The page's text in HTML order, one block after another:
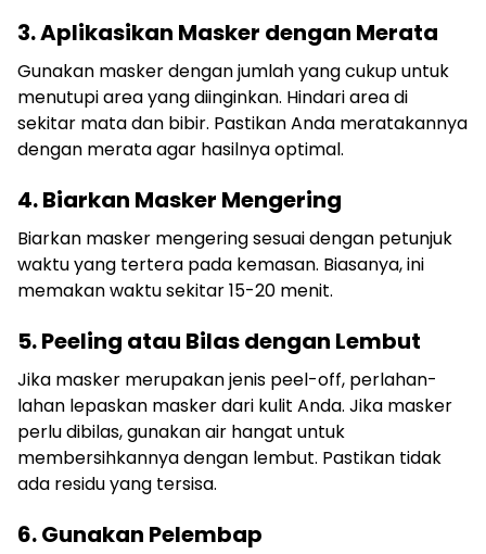
3. Aplikasikan Masker dengan Merata
Gunakan masker dengan jumlah yang cukup untuk
menutupi area yang diinginkan. Hindari area di
sekitar mata dan bibir. Pastikan Anda meratakannya
dengan merata agar hasilnya optimal.
4. Biarkan Masker Mengering
Biarkan masker mengering sesuai dengan petunjuk
waktu yang tertera pada kemasan. Biasanya, ini
memakan waktu sekitar 15-20 menit.
5. Peeling atau Bilas dengan Lembut
Jika masker merupakan jenis peel-off, perlahan-
lahan lepaskan masker dari kulit Anda. Jika masker
perlu dibilas, gunakan air hangat untuk
membersihkannya dengan lembut. Pastikan tidak
ada residu yang tersisa.
6. Gunakan Pelembap